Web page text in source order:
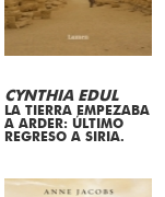
CYNTHIA EDUL
LA TIERRA EMPEZABA
A ARDER: ÚLTIMO
REGRESO A SIRIA.